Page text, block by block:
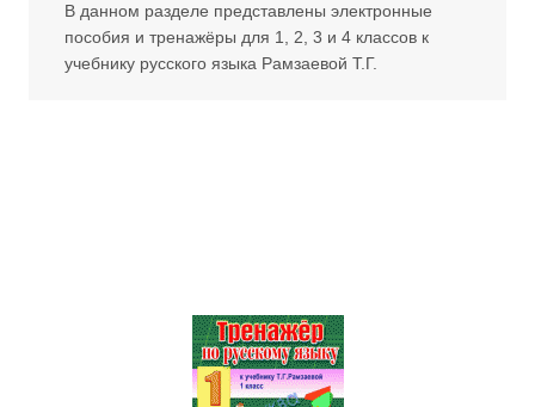
В данном разделе представлены электронные
пособия и тренажёры для 1, 2, 3 и 4 классов к
учебнику русского языка Рамзаевой Т.Г.